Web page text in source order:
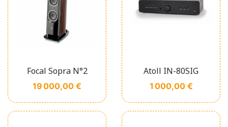
Focal Sopra N°2
Prix
19 000,00 €
Atoll IN-80SIG
Prix
1 000,00 €